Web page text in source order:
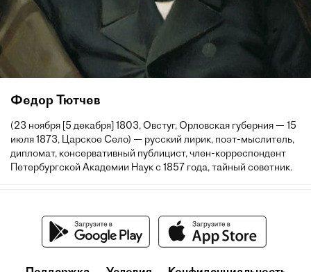
Федор Тютчев
(23 ноября [5 декабря] 1803, Овстуг, Орловская губерния — 15
июля 1873, Царское Село) — русский лирик, поэт-мыслитель,
дипломат, консервативный публицист, член-корреспондент
Петербургской Академии Наук с 1857 года, тайный советник.